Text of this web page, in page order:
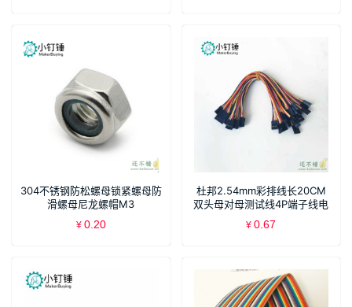
304不锈钢防松螺母锁紧螺母防
滑螺母尼龙螺帽M3
¥ 0.20
杜邦2.54mm彩排线长20CM
双头母对母测试线4P端子线电
¥ 0.67